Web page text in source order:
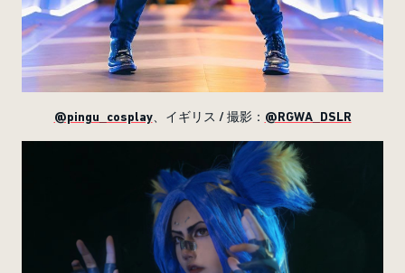
@pingu_cosplay、イギリス / 撮影： @RGWA_DSLR